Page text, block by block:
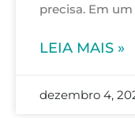
precisa. Em
LEIA MAIS »
dezembro 4,